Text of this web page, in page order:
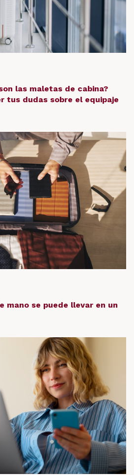
las maletas de cabina?
tus dudas sobre el equipaje
mano se puede llevar en un